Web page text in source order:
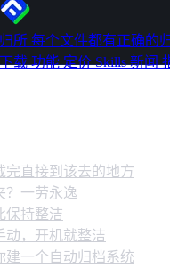
归所 每个文件都有正确的
下载功能定价Skills新闻
完直接到该去的地方
？一劳永逸
保持整洁
动，开机就整洁
建一个自动归档系统